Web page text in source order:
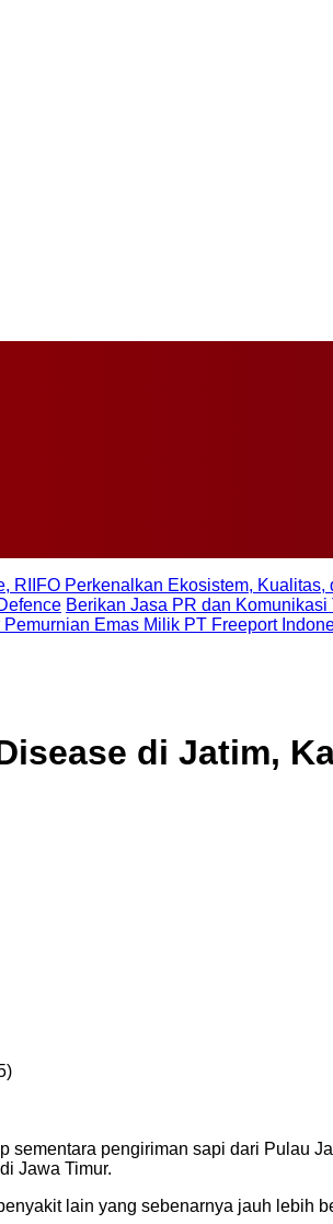
RIIFO Perkenalkan Ekosistem,
Berikan Jasa PR dan
Emas Milik PT Freeport
di Jatim,
sementara pengiriman sapi dari Pulau
Jawa Timur.
lain yang sebenarnya jauh lebih